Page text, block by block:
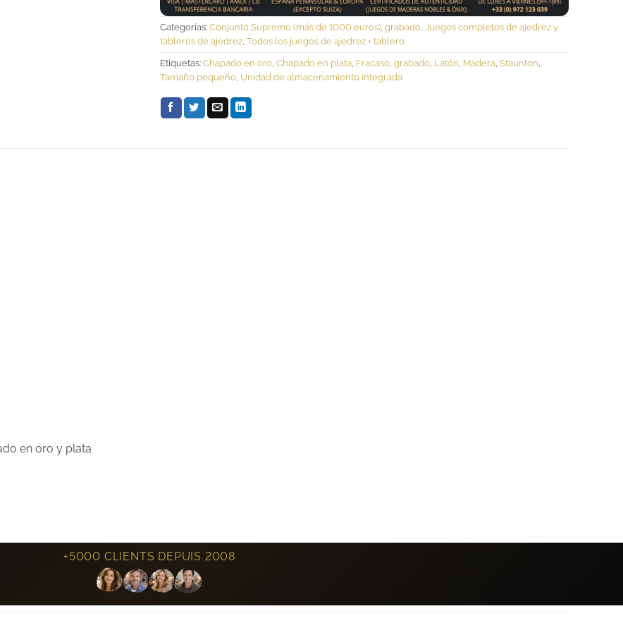
Categorías: Conjunto Supremo (más de 1000 euros), grabado, Juegos completos de ajedrez y
tableros de ajedrez, Todos los juegos de ajedrez + tablero
Etiquetas: Chapado en oro, Chapado en plata, Fracaso, grabado, Latón, Madera, Staunton,
Tamaño pequeño, Unidad de almacenamiento integrada
en oro y plata
+5000 CLIENTS DEPUIS 2008